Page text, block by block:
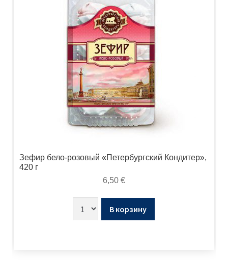
Зефир бело-розовый «Петербургский Кондитер»,
420 г
6,50 €
В корзину